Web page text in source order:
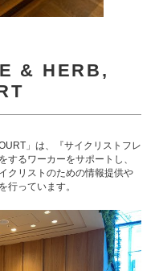
& HERB,
」は、『サイクリストフレ
するワーカーをサポートし、
クリストのための情報提供や
行っています。